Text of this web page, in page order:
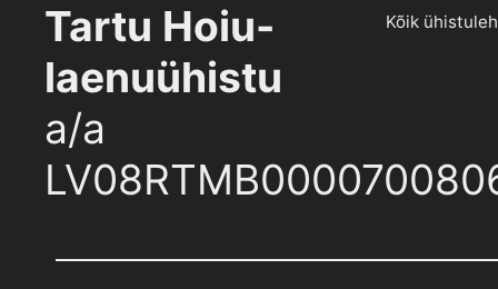
Tartu Hoiu-
laenuühistu
a/a
Kõik